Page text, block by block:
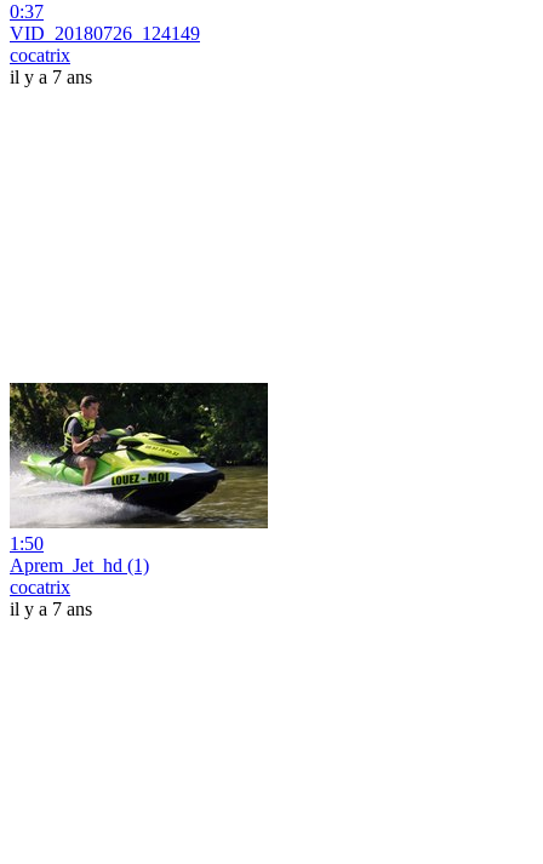
0:37
VID_20180726_124149
cocatrix
il y a 7 ans
1:50
Aprem_Jet_hd (1)
cocatrix
il y a 7 ans